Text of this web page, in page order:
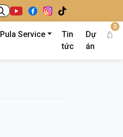
Pula Service
Tin
tức
Dự
án
0